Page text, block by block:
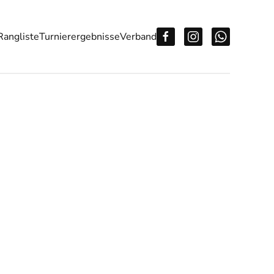
TurnierergebnisseVerband